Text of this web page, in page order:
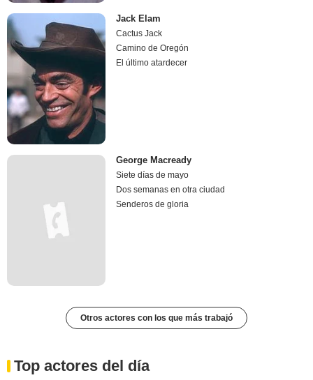
Jack Elam
Cactus Jack
Camino de Oregón
El último atardecer
George Macready
Siete días de mayo
Dos semanas en otra ciudad
Senderos de gloria
Otros actores con los que más trabajó
Top actores del día